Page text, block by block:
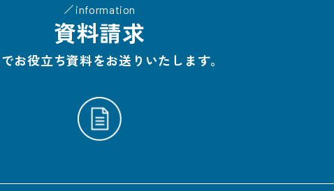
information
資料請求
お役立ち資料をお送りいたします。